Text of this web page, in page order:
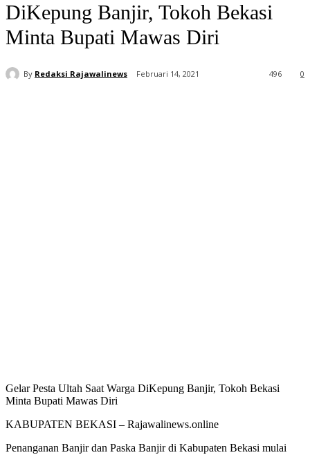
DiKepung Banjir, Tokoh Bekasi
Minta Bupati Mawas Diri
By Redaksi Rajawalinews Februari 14, 2021 0
496
Gelar Pesta Ultah Saat Warga DiKepung Banjir, Tokoh Bekasi
Minta Bupati Mawas Diri
KABUPATEN BEKASI – Rajawalinews.online
Penanganan Banjir dan Paska Banjir di Kabupaten Bekasi mulai